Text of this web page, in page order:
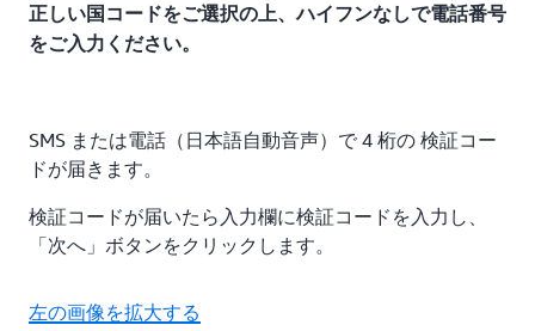
正しい国コードをご選択の上、ハイフンなしで電話番号
をご入力ください。
SMS または電話（日本語自動音声）で 4 桁の 検証コー
ドが届きます。
検証コードが届いたら入力欄に検証コードを入力し、
「次へ」ボタンをクリックします。
左の画像を拡大する